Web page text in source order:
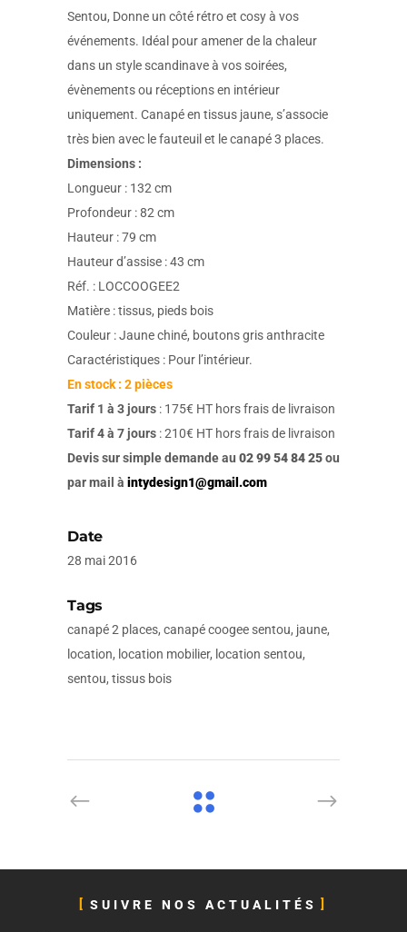
Sentou, Donne un côté rétro et cosy à vos
événements. Idéal pour amener de la chaleur
dans un style scandinave à vos soirées,
évènements ou réceptions en intérieur
uniquement. Canapé en tissus jaune, s’associe
très bien avec le fauteuil et le canapé 3 places.
Dimensions :
Longueur : 132 cm
Profondeur : 82 cm
Hauteur : 79 cm
Hauteur d’assise : 43 cm
Réf. : LOCCOOGEE2
Matière : tissus, pieds bois
Couleur : Jaune chiné, boutons gris anthracite
Caractéristiques : Pour l’intérieur.
En stock : 2 pièces
Tarif 1 à 3 jours : 175€ HT hors frais de livraison
Tarif 4 à 7 jours : 210€ HT hors frais de livraison
Devis sur simple demande au 02 99 54 84 25ou
par mail à intydesign1@gmail.com
Date
28 mai 2016
Tags
canapé 2 places, canapé coogee sentou, jaune,
location, location mobilier, location sentou,
sentou, tissus bois
SUIVRE NOS ACTUALITÉS